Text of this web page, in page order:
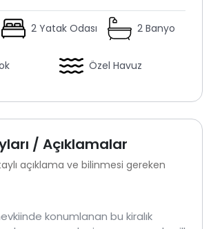
2 Yatak Odası 2 Banyo
Özel Havuz
/ Açıklamalar
açıklama ve bilinmesi gereken
konumlanan bu kiralık